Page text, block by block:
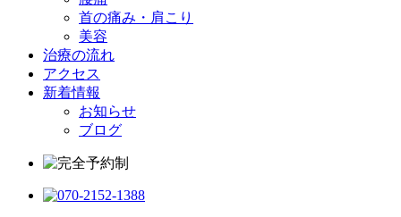
首の痛み・肩こり
美容
治療の流れ
アクセス
新着情報
お知らせ
ブログ